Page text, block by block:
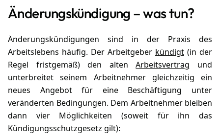
Änderungskündigung – was tun?
Änderungskündigungen sind in der Praxis des
Arbeitslebens häufig. Der Arbeitgeber kündigt (in der
Regel fristgemäß) den altenArbeitsvertrag und
unterbreitet seinem Arbeitnehmer gleichzeitig ein
neues Angebot für eine Beschäftigung unter
veränderten Bedingungen. Dem Arbeitnehmer bleiben
dann vier Möglichkeiten (soweit für ihn das
Kündigungsschutzgesetz gilt):